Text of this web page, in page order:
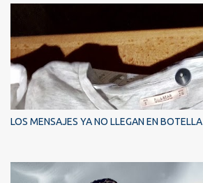
LOS MENSAJES YA NO LLEGAN EN BOTELLA